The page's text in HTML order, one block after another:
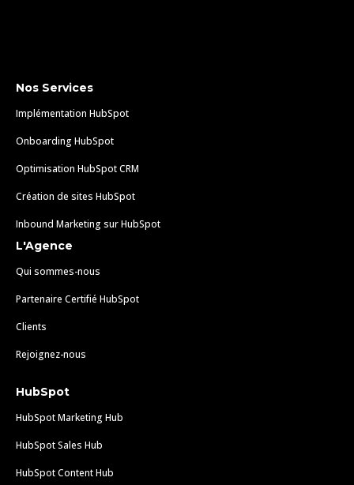
Nos Services
Implémentation HubSpot
Onboarding HubSpot
Optimisation HubSpot CRM
Création de sites HubSpot
Inbound Marketing sur HubSpot
L'Agence
Qui sommes-nous
Partenaire Certifié HubSpot
Clients
Rejoignez-nous
HubSpot
HubSpot Marketing Hub
HubSpot Sales Hub
HubSpot Content Hub